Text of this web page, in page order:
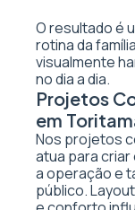
O resultado é
rotina da
visualmente
no dia a dia.
Projetos
em
Nos projetos
atua para
a operação e
público.